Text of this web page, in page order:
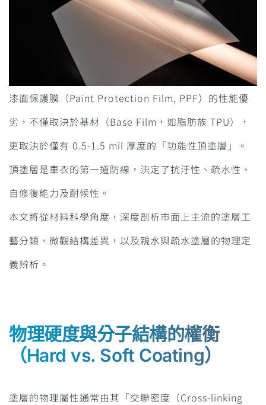
漆面保護膜（Paint Protection Film, PPF）的性能優
劣，不僅取決於基材（Base Film，如脂肪族 TPU），
更取決於僅有 0.5-1.5 mil 厚度的「功能性頂塗層」。
頂塗層是車衣的第一道防線，決定了抗汙性、疏水性、
自修復能力及耐候性。
本文將從材料科學角度，深度剖析市面上主流的塗層工
藝分類、微觀結構差異，以及親水與疏水塗層的物理定
義辨析。
物理硬度與分子結構的權衡
（Hard vs. Soft Coating）
塗層的物理屬性通常由其「交聯密度（Cross-linking